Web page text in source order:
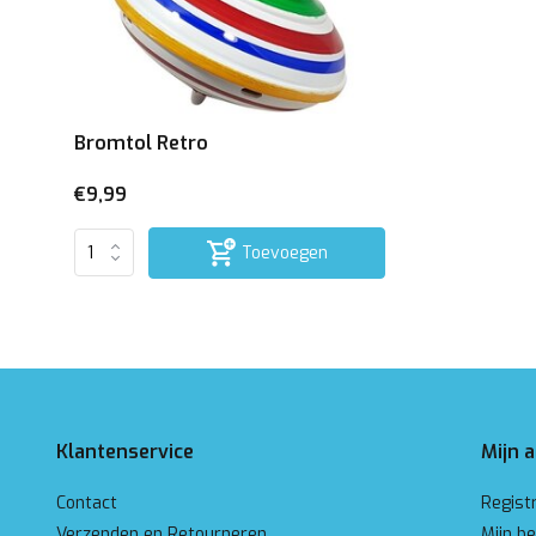
Bromtol Retro
€9,99
Toevoegen
Klantenservice
Contact
Mijn